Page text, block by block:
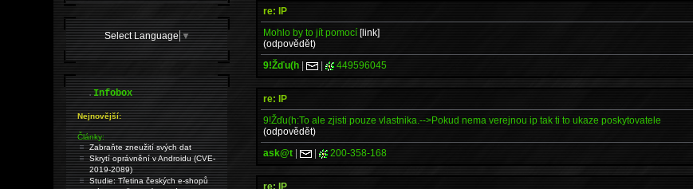
re: IP
Mohlo by to jít pomocí[link]
(odpovědět)
9!Žďu(h | | 449596045
re: IP
9!Žďu(h:To ale zjisti pouze vlastnika.-->Pokud nema verejnou ip tak ti to ukaze poskytovatele
(odpovědět)
ask@t | | 200-358-168
re: IP
Select Language ▼
.Infobox
Nejnovější:
Články:
Zabraňte zneužití svých dat
Skrytí oprávnění v Androidu (CVE-
2019-2089)
Studie: Třetina českých e-shopů